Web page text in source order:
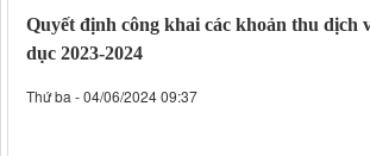
Quyết định công khai các khoản thu dịch
dục 2023-2024
Thứ ba - 04/06/2024 09:37